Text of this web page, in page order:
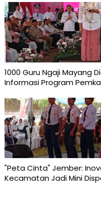
1000 Guru Ngaji Mayang
Informasi Program
"Peta Cinta" Jember:
Kecamatan Jadi Mini